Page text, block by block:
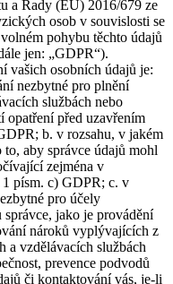
a Rady (EU) 2016/679 ze
osob v souvislosti se
pohybu těchto údajů
jen: „GDPR“).
vašich osobních údajů je:
nezbytné pro plnění
službách nebo
opatření před uzavřením
b. v rozsahu, v jakém
aby správce údajů mohl
zejména v
písm. c) GDPR; c. v
pro účely
jako je provádění
nároků vyplývajících z
a vzdělávacích službách
prevence podvodů
či kontaktování vás, je-li